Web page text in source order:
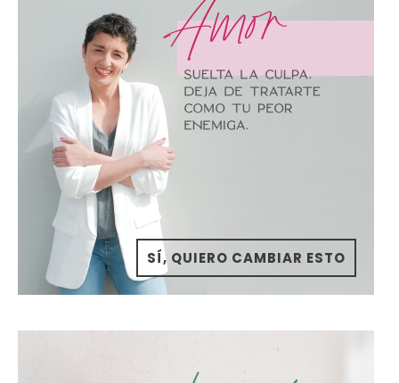
SÍ, QUIERO CAMBIAR ESTO